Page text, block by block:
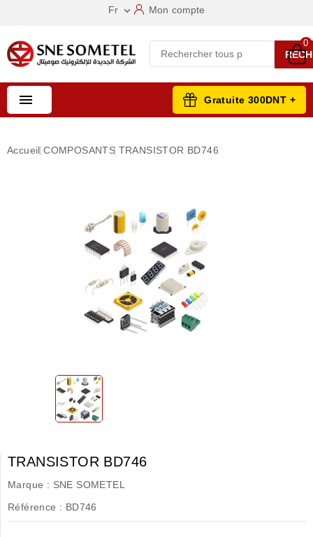
Fr  Mon compte
0
 Gratuite 300DNT +
Accueil COMPOSANTS TRANSISTOR BD746
TRANSISTOR BD746
Marque : SNE SOMETEL
Référence : BD746